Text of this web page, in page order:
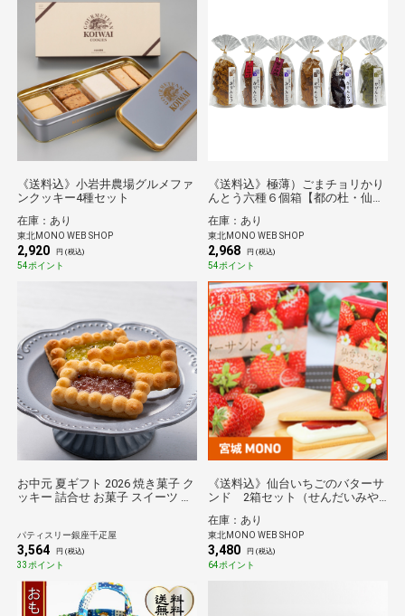
《送料込》小岩井農場グルメファ
ンクッキー4種セット
在庫：あり
東北MONO WEB SHOP
2,920 円 (税込)
54ポイント
《送料込》極薄）ごまチョリかり
んとう六種６個箱【都の杜・仙
在庫：あり
東北MONO WEB SHOP
2,968 円 (税込)
54ポイント
お中元 夏ギフト 2026 焼き菓子 ク
ッキー 詰合せ お菓子 スイーツ 贈
15個
パティスリー銀座千疋屋
3,564 円 (税込)
33ポイント
《送料込》仙台いちごのバターサ
ンド 2箱セット（せんだいみや
在庫：あり
東北MONO WEB SHOP
3,480 円 (税込)
64ポイント